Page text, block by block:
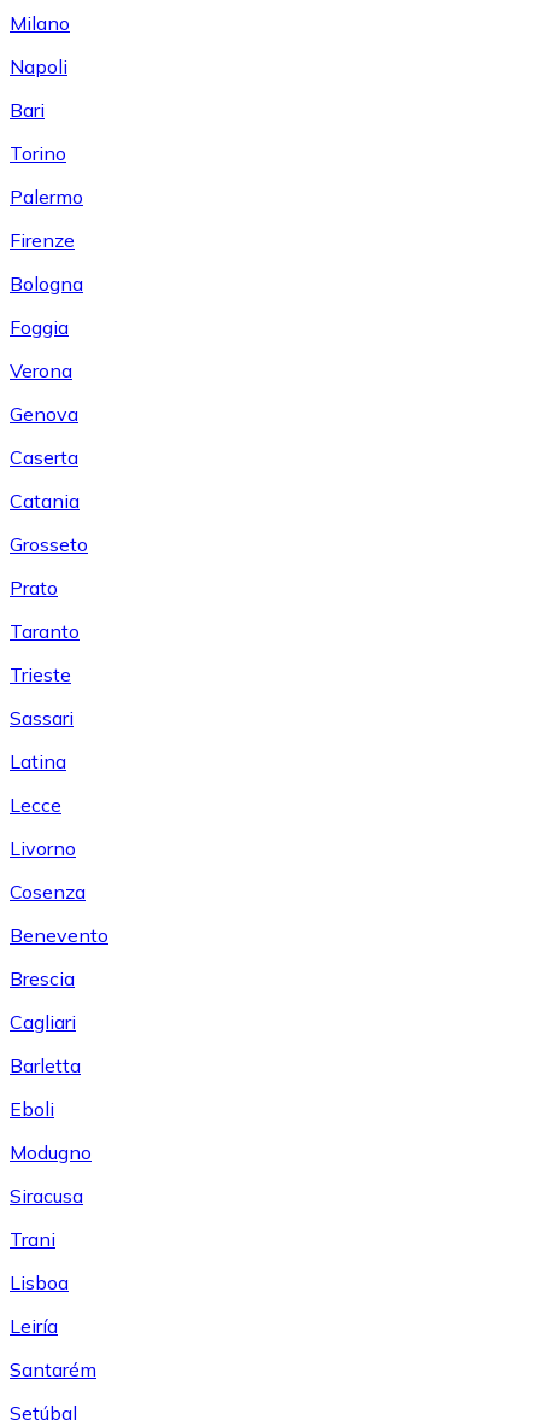
Milano
Napoli
Bari
Torino
Palermo
Firenze
Bologna
Foggia
Verona
Genova
Caserta
Catania
Grosseto
Prato
Taranto
Trieste
Sassari
Latina
Lecce
Livorno
Cosenza
Benevento
Brescia
Cagliari
Barletta
Eboli
Modugno
Siracusa
Trani
Lisboa
Leiría
Santarém
Setúbal